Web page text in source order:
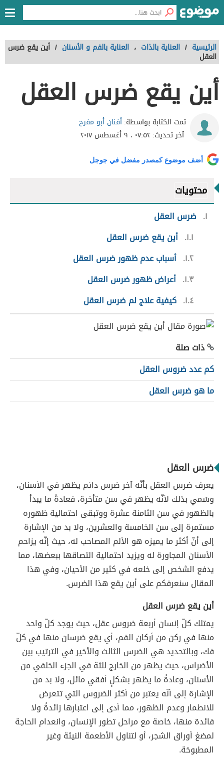
الرئيسية / العناية بالذات ، العناية بالفم و الأسنان / أين يقع ضرس
العقل
أين يقع ضرس العقل
تمت الكتابة بواسطة:أفنان أبو مفرح
آخر تحديث:٠٧:٥٢ ، ٩ أغسطس ٢٠١٧
أضف موضوع كمصدر مفضل في جوجل
محتويات
١
ضرس العقل
١.١ أين يقع ضرس العقل
١.٢ أسباب عدم ظهور ضرس العقل
١.٣ أعراض ظهور ضرس العقل
١.٤ كيفية علاج لم ضرس العقل
ذات صلة
كم عدد ضروس العقل
ما هو ضرس العقل
ضرس العقل
يعرف ضرس العقل بأنّه آخر ضرس دائم يظهر في الأسنان،
وسُمي بذلك لأنّه يظهر في سن متأخرة، فعادةً ما يبدأ
بالظهور في سن الثامنة عشرة ووتبقى احتمالية ظهوره
مستمرة إلى سن الخامسة والعشرين، ولا بد من الإشارة
إلى أنّ أكثر ما يميزه هو الألم المصاحب له، حيث إنّه يزاحم
الأسنان المجاورة له ويزيد احتمالية التصاقها ببعضها، مما
يدفع الشخص إلى خلعه في كثير من الأحيان، وفي هذا
المقال سنعرفكم على أين يقع هذا الضرس.
أين يقع ضرس العقل
يمتلك كلّ إنسان أربعة ضروس عقل، حيث يوجد كلّ واحد
منها في ركن من أركان الفم، أي يقع ضرسان منها في كلّ
فك، وبالتحديد هي الضرس الثالث والأخير في الترتيب بين
الأضراس، حيث يظهر من الخارج للثة في الجزء الخلفي من
الأسنان، وعادةً ما يظهر بشكلٍ أفقي مائل، ولا بد من
الإشارة إلى أنّه يعتبر من أكثر الضروس التي تتعرض
للانطمار وعدم الظهور، مما أدى إلى اعتبارها زائدةً ولا
فائدة منها، خاصة مع مراحل تطور الإنسان، وانعدام الحاجة
لمضغ أوراق الشجر، أو لتناول الأطعمة النيئة وغير
المطبوخة.